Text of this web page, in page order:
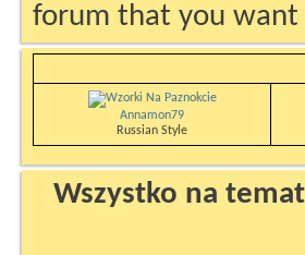
forum that you
Annamon79
Russian Style
Wszystko na